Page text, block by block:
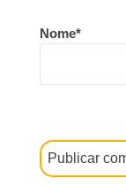
Nome*